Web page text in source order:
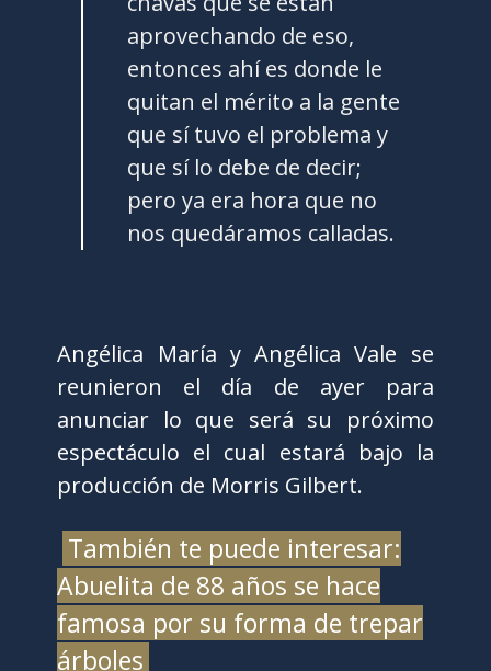
aprovechando de eso,
entonces ahí es donde le
quitan el mérito a la gente
que sí tuvo el problema y
que sí lo debe de decir;
pero ya era hora que no
nos quedáramos calladas.
Angélica María y Angélica Vale se
reunieron el día de ayer para
anunciar lo que será su próximo
espectáculo el cual estará bajo la
producción de Morris Gilbert.
También te puede interesar:
Abuelita de 88 años se hace
famosa por su forma de trepar
árboles